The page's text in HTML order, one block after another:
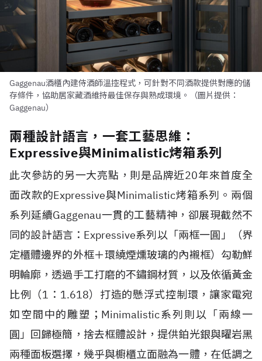
Gaggenau酒櫃內建侍酒師溫控程式，可針對不同酒款提供對應的儲
存條件，協助居家藏酒維持最佳保存與熟成環境。（圖片提供：
Gaggenau）
兩種設計語言，一套工藝思維：
Expressive與Minimalistic烤箱系列
此次參訪的另一大亮點，則是品牌近20年來首度全
面改款的Expressive與Minimalistic烤箱系列。兩個
系列延續Gaggenau一貫的工藝精神，卻展現截然不
同的設計語言：Expressive系列以「兩框一圓」（界
定櫃體邊界的外框＋環繞煙燻玻璃的內襯框）勾勒鮮
明輪廓，透過手工打磨的不鏽鋼材質，以及依循黃金
比例（1：1.618）打造的懸浮式控制環，讓家電宛
如空間中的雕塑；Minimalistic系列則以「兩線一
圓」回歸極簡，捨去框體設計，提供鉑光銀與曜岩黑
兩種面板選擇，幾乎與櫥櫃立面融為一體，在低調之